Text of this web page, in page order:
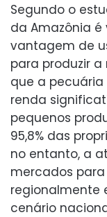
Segundo o
da Amazônia
vantagem de
para produzir
que a
renda
pequenos
95,8% das
no entanto, a
mercados
regionalmente
cenário